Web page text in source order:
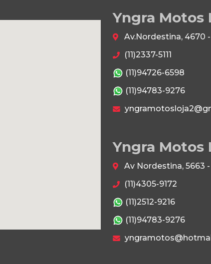
Yngra Motos
Av.Nordestina, 4670
(11)2337-5111
(11)94726-6598
(11)94783-9276
Yngra Motos
Av Nordestina, 5663
(11)4305-9172
(11)2512-9216
(11)94783-9276